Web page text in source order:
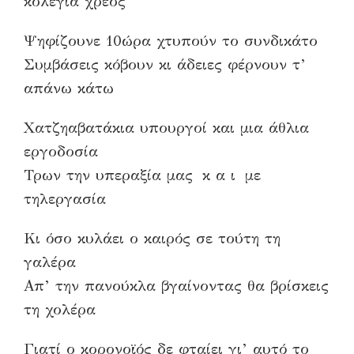
Ψηφίζουνε 10ώρα χτυπούν το συνδικάτο
Συμβάσεις κόβουν κι άδειες φέρνουν τ’
απάνω κάτω
Χατζηαβατάκια υπουργοί και μια άθλια
εργοδοσία
Τρων την υπεραξία μας κ α ι με
τηλεργασία
Κι όσο κυλάει ο καιρός σε τούτη τη
γαλέρα
Απ’ την πανούκλα βγαίνοντας θα βρίσκεις
τη χολέρα
Γιατί ο κορονοϊός δε φταίει γι’ αυτό το